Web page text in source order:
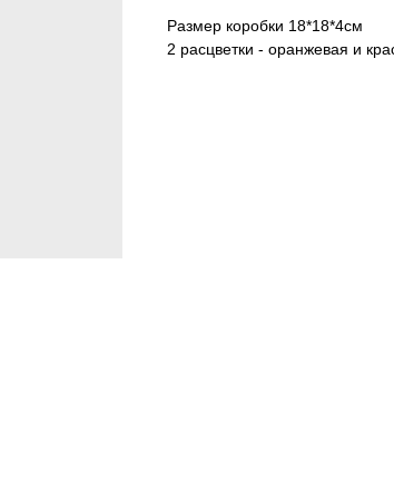
Размер коробки 18*18*4см
2 расцветки - оранжевая и